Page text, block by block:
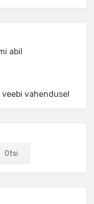
abil
vahendusel
Otsi